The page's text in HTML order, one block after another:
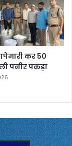
कर 50
पनीर पकड़ा